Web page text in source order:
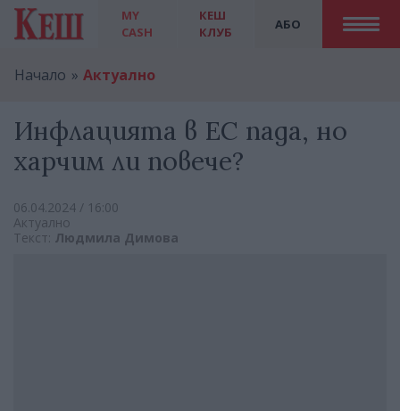
MY
CASH
АБО
КЕШ
КЛУБ
Начало Актуално
Инфлацията в ЕС пада, но
харчим ли повече?
06.04.2024 / 16:00
Актуално
Текст: Людмила Димова